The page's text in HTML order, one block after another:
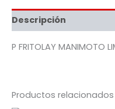
Descripción
P FRITOLAY MANIMOTO
Productos relacionados